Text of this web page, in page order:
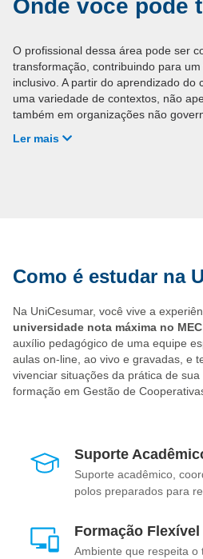
Onde você pode
O profissional dessa área pode ser
transformação, contribuindo para
inclusivo. A partir do aprendizado do
uma variedade de contextos, não
também em organizações não
de bairro e de pequenos produtores.
Ler mais
Como é estudar na
Na UniCesumar, você vive a
universidade nota máxima no MEC
auxílio pedagógico de uma equipe
aulas on-line, ao vivo e gravadas, e
vivenciar situações da prática de
formação em Gestão de
Suporte
Suporte acadêmico,
polos preparados para
Formação Flexível
Ambiente que respeita